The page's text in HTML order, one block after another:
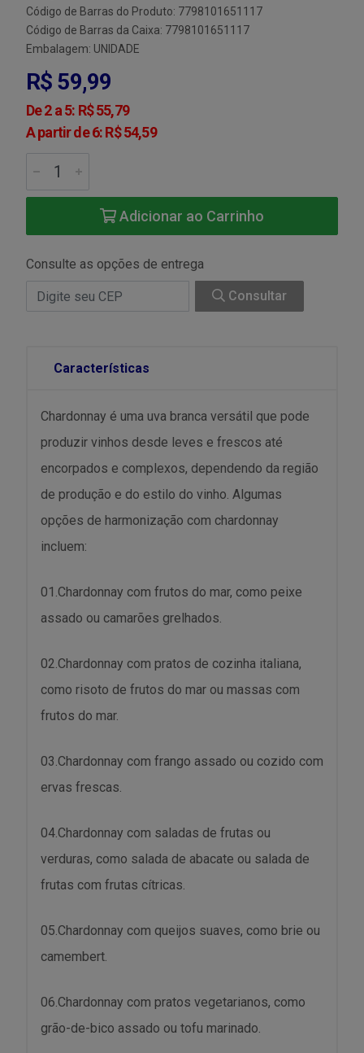
Código de Barras do Produto: 7798101651117
Código de Barras da Caixa: 7798101651117
Embalagem: UNIDADE
R$ 59,99
De 2 a 5: R$ 55,79
A partir de 6: R$ 54,59
Adicionar ao Carrinho
Consulte as opções de entrega
Consultar
Características
Chardonnay é uma uva branca versátil que pode
produzir vinhos desde leves e frescos até
encorpados e complexos, dependendo da região
de produção e do estilo do vinho. Algumas
opções de harmonização com chardonnay
incluem:
01.Chardonnay com frutos do mar, como peixe
assado ou camarões grelhados.
02.Chardonnay com pratos de cozinha italiana,
como risoto de frutos do mar ou massas com
frutos do mar.
03.Chardonnay com frango assado ou cozido com
ervas frescas.
04.Chardonnay com saladas de frutas ou
verduras, como salada de abacate ou salada de
frutas com frutas cítricas.
05.Chardonnay com queijos suaves, como brie ou
camembert.
06.Chardonnay com pratos vegetarianos, como
grão-de-bico assado ou tofu marinado.